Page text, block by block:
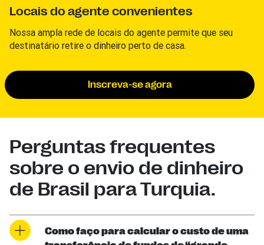
Locais do agente convenientes
Nossa ampla rede de locais do agente permite que seu
destinatário retire o dinheiro perto de casa.
Inscreva-se agora
Perguntas frequentes
sobre o envio de dinheiro
de Brasil para Turquia.
Como faço para calcular o custo de uma